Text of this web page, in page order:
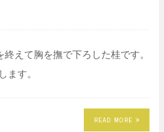
えて胸を撫で下ろした桂です。
ます。
READ MORE